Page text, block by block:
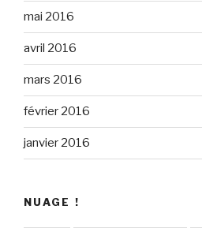
mai 2016
avril 2016
mars 2016
février 2016
janvier 2016
NUAGE !